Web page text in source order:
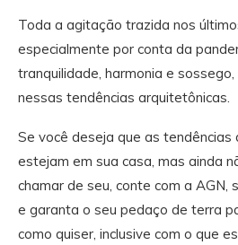
Toda a agitação trazida nos
especialmente por conta da
tranquilidade, harmonia e
nessas tendências arquitetônicas.
Se você deseja que as
estejam em sua casa, mas ainda
chamar de seu, conte com a AGN,
e garanta o seu pedaço de terra
como quiser, inclusive com o que